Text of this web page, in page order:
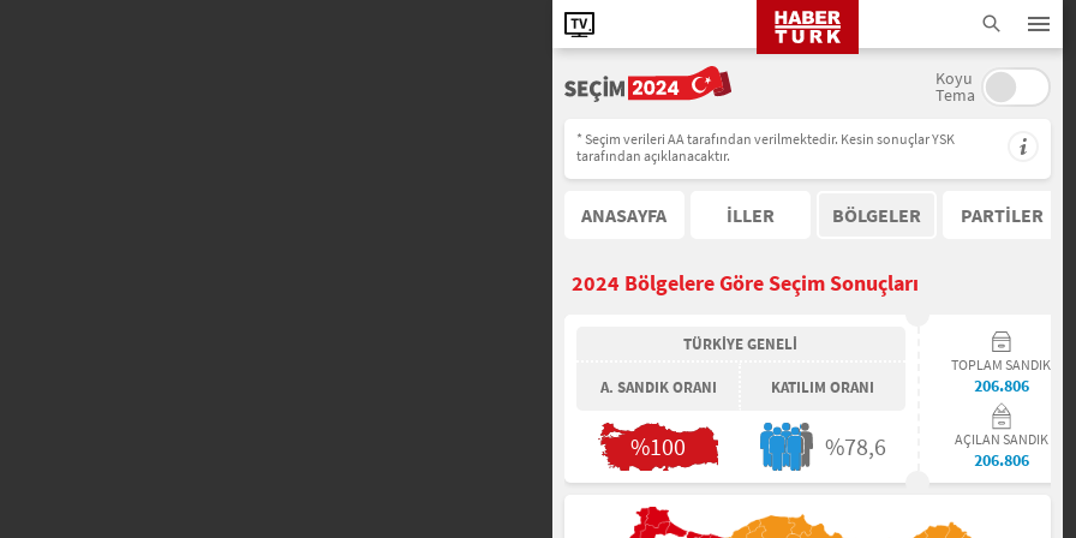
Koyu
Tema
* Seçim verileri AA tarafından verilmektedir. Kesin sonuçlar YSK
tarafından açıklanacaktır.
ANASAYFA İLLER BÖLGELER PARTİLER
2024 Bölgelere Göre Seçim Sonuçları
TÜRKİYE GENELİ
A. SANDIK ORANI KATILIM ORANI
%100 %78,6
TOPLAM SANDIK
206.806
AÇILAN SANDIK
206.806